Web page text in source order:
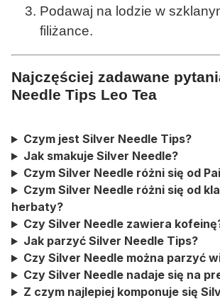
Podawaj na lodzie w
filiżance.
Najczęściej zadawane
Needle Tips Leo Tea
Czym jest Silver Needle Tips?
Jak smakuje Silver Needle?
Czym Silver Needle różni się od
Czym Silver Needle różni się od
herbaty?
Czy Silver Needle zawiera
Jak parzyć Silver Needle Tips?
Czy Silver Needle można parzyć
Czy Silver Needle nadaje się na
Z czym najlepiej komponuje się